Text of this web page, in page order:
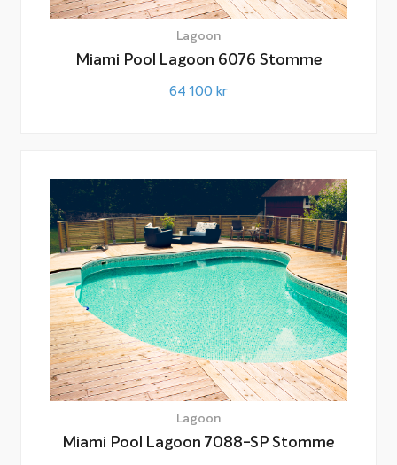
Lagoon
Miami Pool Lagoon 6076 Stomme
64 100 kr
Lagoon
Miami Pool Lagoon 7088-SP Stomme